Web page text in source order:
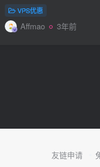
VPS优惠
Affmao 3年前
友链申请